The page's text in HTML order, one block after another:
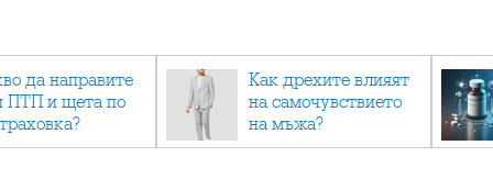
да направите
ПТП и щета по
Как дрехите влияят
на самочувствието
на мъжа?